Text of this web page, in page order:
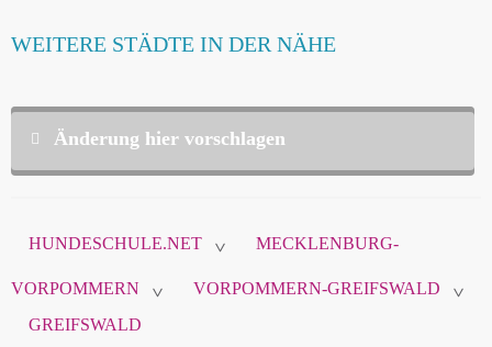
WEITERE STÄDTE IN DER NÄHE
Änderung hier vorschlagen
hundeschule.net verwendet.
Name*
HUNDESCHULE.NET > MECKLENBURG-
VORPOMMERN > VORPOMMERN-GREIFSWALD >
GREIFSWALD